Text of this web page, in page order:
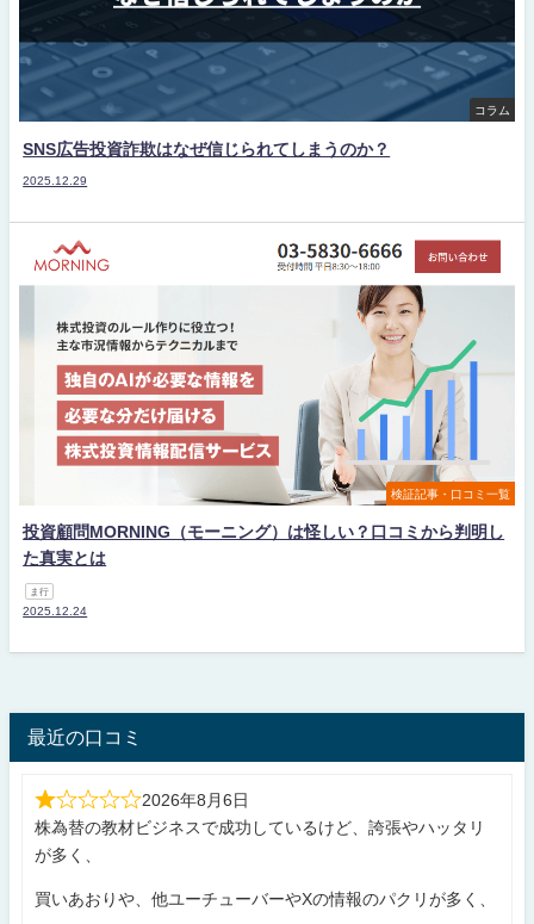
コラム
SNS広告投資詐欺はなぜ信じられてしまうのか？
2025.12.29
検証記事・口コミ一覧
投資顧問MORNING（モーニング）は怪しい？口コミから判明し
た真実とは
ま行
2025.12.24
最近の口コミ
2026年8月6日
株為替の教材ビジネスで成功しているけど、誇張やハッタリ
が多く、
買いあおりや、他ユーチューバーやXの情報のパクリが多く、